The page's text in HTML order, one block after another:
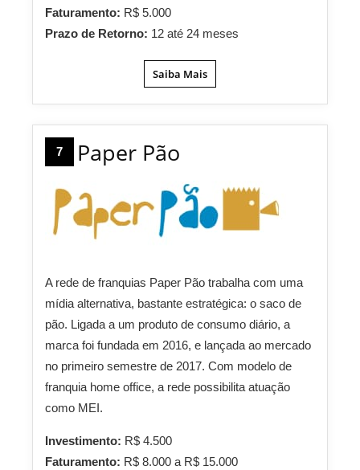
Faturamento: R$ 5.000
Prazo de Retorno: 12 até 24 meses
Saiba Mais
7 Paper Pão
A rede de franquias Paper Pão trabalha com uma
mídia alternativa, bastante estratégica: o saco de
pão. Ligada a um produto de consumo diário, a
marca foi fundada em 2016, e lançada ao mercado
no primeiro semestre de 2017. Com modelo de
franquia home office, a rede possibilita atuação
como MEI.
Investimento: R$ 4.500
Faturamento: R$ 8.000 a R$ 15.000